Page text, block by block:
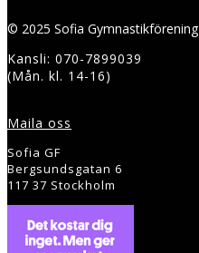
© 2025 Sofia Gymnastikförening
Kansli: 070-7899039
(Mån. kl. 14-16)
Maila oss
Sofia GF
Bergsundsgatan 6
117 37 Stockholm